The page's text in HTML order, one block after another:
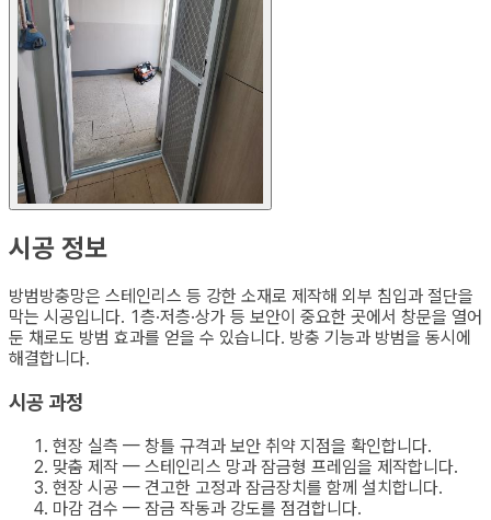
시공 정보
방범방충망은 스테인리스 등 강한 소재로 제작해 외부 침입과 절단을
막는 시공입니다. 1층·저층·상가 등 보안이 중요한 곳에서 창문을 열어
둔 채로도 방범 효과를 얻을 수 있습니다. 방충 기능과 방범을 동시에
해결합니다.
시공 과정
현장 실측 — 창틀 규격과 보안 취약 지점을 확인합니다.
맞춤 제작 — 스테인리스 망과 잠금형 프레임을 제작합니다.
현장 시공 — 견고한 고정과 잠금장치를 함께 설치합니다.
마감 검수 — 잠금 작동과 강도를 점검합니다.